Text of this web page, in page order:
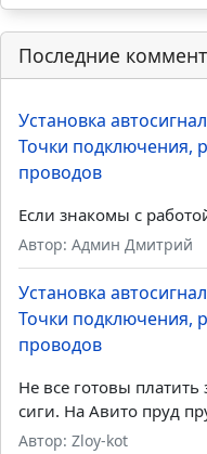
Установка
подключения,
Обход штатного
иммобилайзеров
Последние
Установка
проводов
Если знакомы с работой